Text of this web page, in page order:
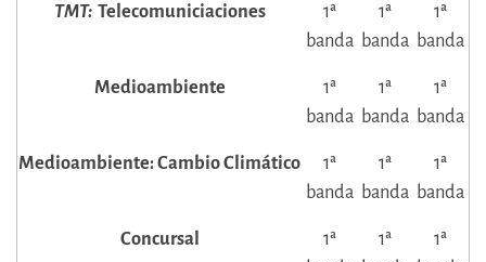
TMT: Telecomuniciaciones
1ª
banda
1ª
banda
1ª
banda
Medioambiente
1ª
banda
1ª
banda
1ª
banda
Medioambiente: Cambio Climático
1ª
banda
1ª
banda
1ª
banda
Concursal
1ª
1ª
1ª